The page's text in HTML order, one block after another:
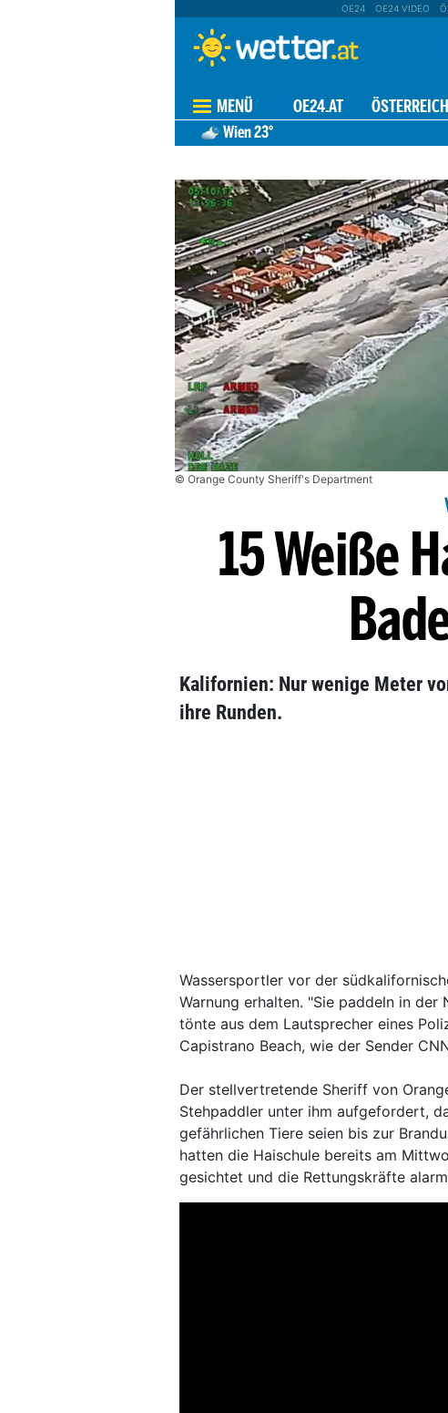
OE24 OE24 VIDEO
MENÜ OE24.AT ÖSTERREICH
Wien23°
© Orange County Sheriff's Department
15 Weiße
Kalifornien: Nur wenige Meter
ihre Runden.
Wassersportler vor der
Warnung erhalten. "Sie paddeln in der
tönte aus dem Lautsprecher eines
Capistrano Beach, wie der Sender
Der stellvertretende Sheriff von
Stehpaddler unter ihm aufgefordert,
gefährlichen Tiere seien bis zur
hatten die Haischule bereits am
gesichtet und die Rettungskräfte